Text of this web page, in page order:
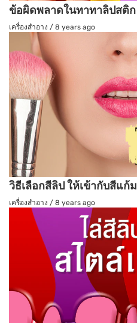
ข้อผิดพลาดในทาทาลิปสติก
เครื่องสำอาง / 8 years ago
วิธีเลือกสีลิป ให้เข้ากับสีแก้ม
เครื่องสำอาง / 8 years ago